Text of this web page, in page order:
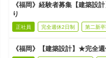
《福岡》経験者募集【建築
り
正社員 完全週休2日制 第二新
《福岡》【建築設計】★完全